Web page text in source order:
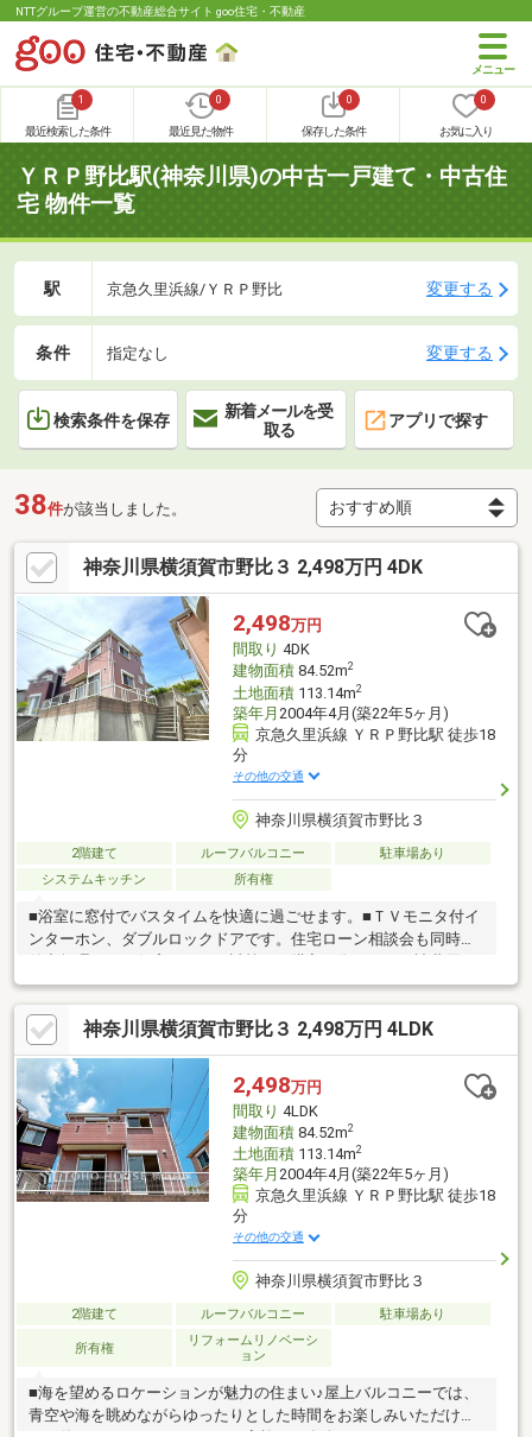
NTTグループ運営の不動産総合サイト goo住宅・不動産
1
最近検索した条件
0
最近見た物件
0
保存した条件
0
お気に入り
ＹＲＰ野比駅(神奈川県)の中古一戸建て・中古住
宅 物件一覧
駅 京急久里浜線/ＹＲＰ野比 変更する
条件 指定なし 変更する
検索条件を保存
新着メールを受
取る
アプリで探す
38件が該当しました。
神奈川県横須賀市野比３ 2,498万円 4DK
2,498万円
間取り 4DK
建物面積84.52m2
土地面積113.14m2
築年月 2004年4月(築22年5ヶ月)
京急久里浜線 ＹＲＰ野比駅 徒歩18
分
その他の交通
神奈川県横須賀市野比３
2階建て ルーフバルコニー
駐車場あり
システムキッチン
所有権
■浴室に窓付でバスタイムを快適に過ごせます。■ＴＶモニタ付イ
ンターホン、ダブルロックドアです。住宅ローン相談会も同時開
概算も行っております。しっかりとした資金計画のアドバイスを
させて頂きますので、お気軽にご相談ください。お客様一人一人
に合わせたライフプランのご提案をさせていただきます。資金計
画、住宅ローン等についてもお気軽にご相談ください。お問い合
わせ、お待ちしております。
神奈川県横須賀市野比３ 2,498万円 4LDK
2,498万円
間取り 4LDK
建物面積84.52m2
土地面積113.14m2
築年月 2004年4月(築22年5ヶ月)
京急久里浜線 ＹＲＰ野比駅 徒歩18
分
その他の交通
神奈川県横須賀市野比３
2階建て ルーフバルコニー 駐車場あり
所有権
リフォームリノベーシ
ョン
■海を望めるロケーションが魅力の住まい♪屋上バルコニーでは、
青空や海を眺めながらゆったりとした時間をお楽しみいただけま